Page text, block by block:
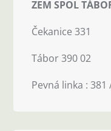
ZEM SPOL
Čekanice 331
Tábor 390 02
Pevná linka : 381